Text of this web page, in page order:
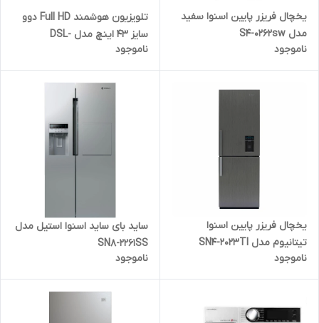
یخچال فریزر پایین اسنوا سفید
مدل S4-0262sw
ناموجود
تلویزیون هوشمند Full HD دوو
سایز 43 اینچ مدل DSL-
43SF1750I
ناموجود
یخچال فریزر پایین اسنوا
تیتانیوم مدل SN4-2023TI
ناموجود
ساید بای ساید اسنوا استیل مدل
SN8-2261SS
ناموجود